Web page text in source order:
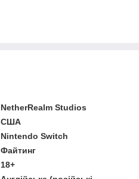
NetherRealm Studios
США
Nintendo Switch
Файтинг
18+